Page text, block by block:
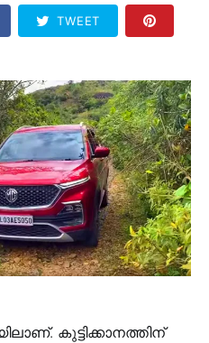
TWEET
കുട്ടിക്കാനത്തിന്